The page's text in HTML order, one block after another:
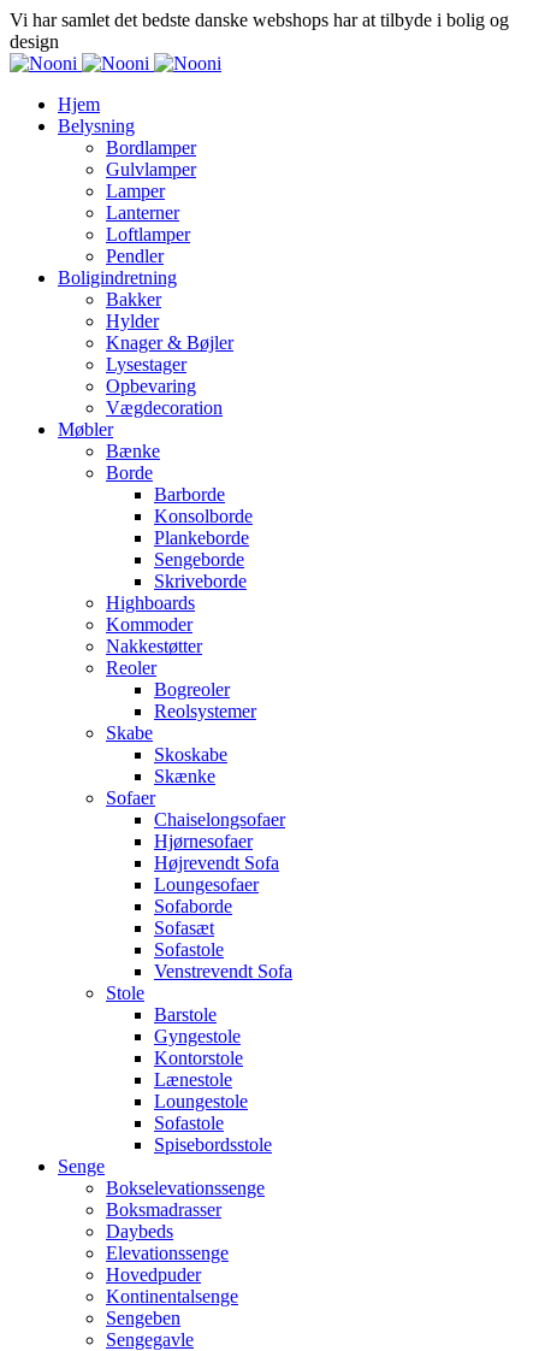
Vi har samlet det bedste danske webshops har at tilbyde i bolig og
design
Hjem
Belysning
Bordlamper
Gulvlamper
Lamper
Lanterner
Loftlamper
Pendler
Boligindretning
Bakker
Hylder
Knager & Bøjler
Lysestager
Opbevaring
Vægdecoration
Møbler
Bænke
Borde
Barborde
Konsolborde
Plankeborde
Sengeborde
Skriveborde
Highboards
Kommoder
Nakkestøtter
Reoler
Bogreoler
Reolsystemer
Skabe
Skoskabe
Skænke
Sofaer
Chaiselongsofaer
Hjørnesofaer
Højrevendt Sofa
Loungesofaer
Sofaborde
Sofasæt
Sofastole
Venstrevendt Sofa
Stole
Barstole
Gyngestole
Kontorstole
Lænestole
Loungestole
Sofastole
Spisebordsstole
Senge
Bokselevationssenge
Boksmadrasser
Daybeds
Elevationssenge
Hovedpuder
Kontinentalsenge
Sengeben
Sengegavle